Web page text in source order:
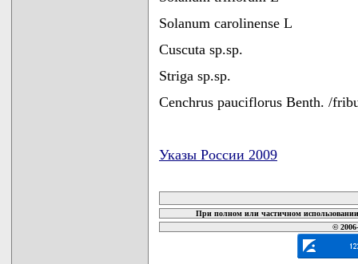
Solanum carolinense L
Cuscuta sp.sp.
Striga sp.sp.
Cenchrus pauciflorus Benth. /
Указы России 2009
При полном или частичном
©